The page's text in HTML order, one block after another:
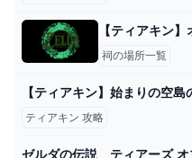
祠の場所一覧
ティアキン 攻略